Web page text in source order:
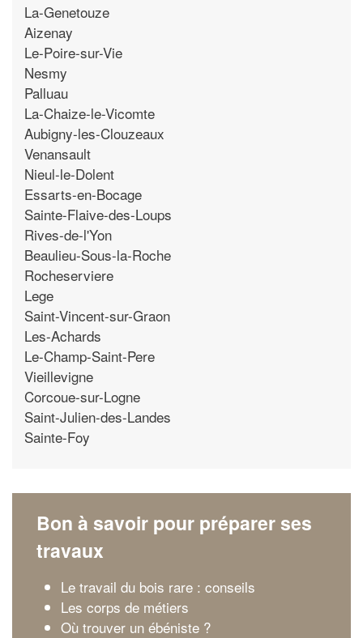
La-Genetouze
Aizenay
Le-Poire-sur-Vie
Nesmy
Palluau
La-Chaize-le-Vicomte
Aubigny-les-Clouzeaux
Venansault
Nieul-le-Dolent
Essarts-en-Bocage
Sainte-Flaive-des-Loups
Rives-de-l'Yon
Beaulieu-Sous-la-Roche
Rocheserviere
Lege
Saint-Vincent-sur-Graon
Les-Achards
Le-Champ-Saint-Pere
Vieillevigne
Corcoue-sur-Logne
Saint-Julien-des-Landes
Sainte-Foy
Bon à savoir pour préparer ses
travaux
Le travail du bois rare : conseils
Les corps de métiers
Où trouver un ébéniste ?